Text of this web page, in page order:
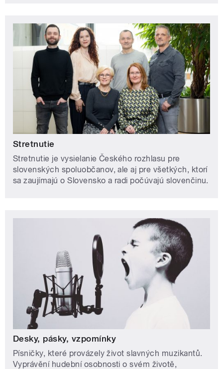
Stretnutie
Stretnutie je vysielanie Českého rozhlasu pre
slovenských spoluobčanov, ale aj pre všetkých, ktorí
sa zaujímajú o Slovensko a radi počúvajú slovenčinu.
Desky, pásky, vzpomínky
Písničky, které provázely život slavných muzikantů.
Vyprávění hudební osobnosti o svém životě,